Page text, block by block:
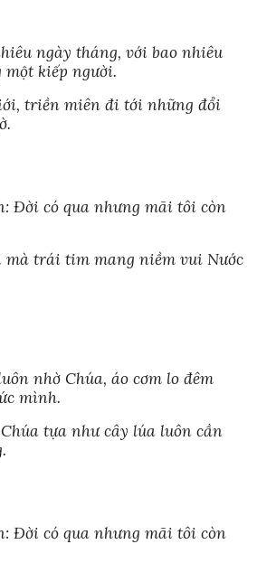
ngày tháng, với bao nhiêu
một kiếp người.
triền miên đi tới những đổi
Đời có qua nhưng mãi tôi còn
mà trái tim mang niềm vui Nước
nhờ Chúa, áo cơm lo đêm
mình.
tựa như cây lúa luôn cần
Đời có qua nhưng mãi tôi còn